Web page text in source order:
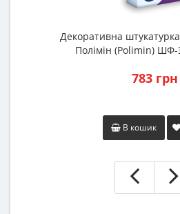
Декоративна
Полімін (Polimin) ШФ-
783 грн
В кошик